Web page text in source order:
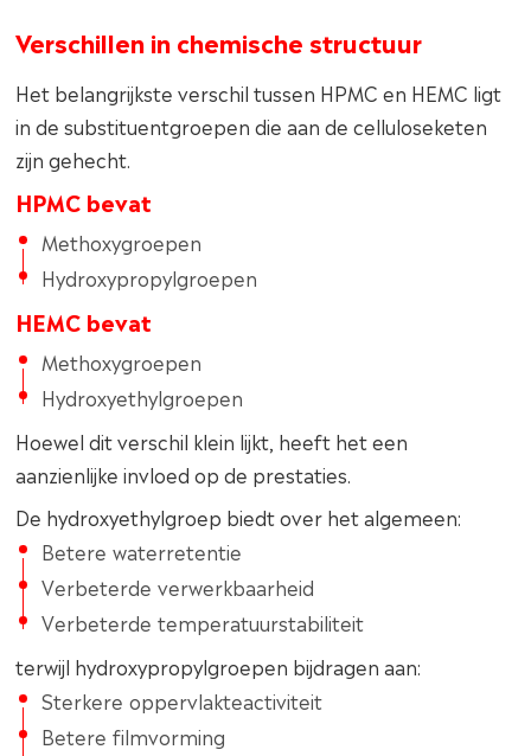
Verschillen in chemische structuur
Het belangrijkste verschil tussen HPMC en HEMC ligt
in de substituentgroepen die aan de celluloseketen
zijn gehecht.
HPMC bevat
Methoxygroepen
Hydroxypropylgroepen
HEMC bevat
Methoxygroepen
Hydroxyethylgroepen
Hoewel dit verschil klein lijkt, heeft het een
aanzienlijke invloed op de prestaties.
De hydroxyethylgroep biedt over het algemeen:
Betere waterretentie
Verbeterde verwerkbaarheid
Verbeterde temperatuurstabiliteit
terwijl hydroxypropylgroepen bijdragen aan:
Sterkere oppervlakteactiviteit
Betere filmvorming